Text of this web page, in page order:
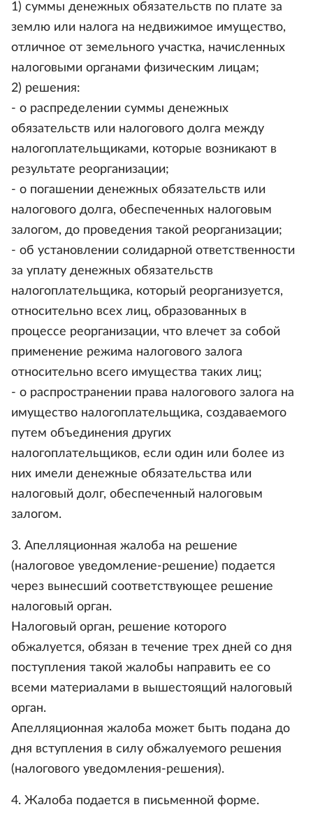
1) суммы денежных обязательств по плате за
землю или налога на недвижимое имущество,
отличное от земельного участка, начисленных
налоговыми органами физическим лицам;
2) решения:
- о распределении суммы денежных
обязательств или налогового долга между
налогоплательщиками, которые возникают в
результате реорганизации;
- о погашении денежных обязательств или
налогового долга, обеспеченных налоговым
залогом, до проведения такой реорганизации;
- об установлении солидарной ответственности
за уплату денежных обязательств
налогоплательщика, который реорганизуется,
относительно всех лиц, образованных в
процессе реорганизации, что влечет за собой
применение режима налогового залога
относительно всего имущества таких лиц;
- о распространении права налогового залога на
имущество налогоплательщика, создаваемого
путем объединения других
налогоплательщиков, если один или более из
них имели денежные обязательства или
налоговый долг, обеспеченный налоговым
залогом.
3. Апелляционная жалоба на решение
(налоговое уведомление-решение) подается
через вынесший соответствующее решение
налоговый орган.
Налоговый орган, решение которого
обжалуется, обязан в течение трех дней со дня
поступления такой жалобы направить ее со
всеми материалами в вышестоящий налоговый
орган.
Апелляционная жалоба может быть подана до
дня вступления в силу обжалуемого решения
(налогового уведомления-решения).
4. Жалоба подается в письменной форме.